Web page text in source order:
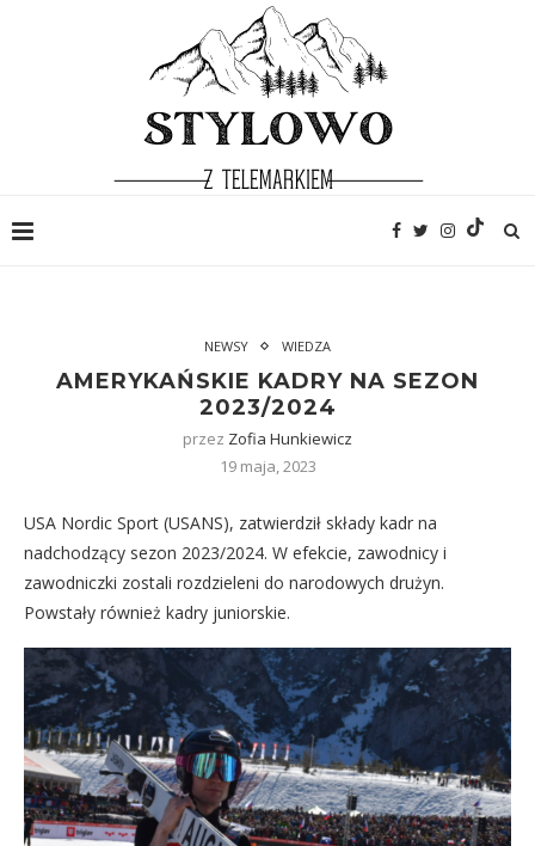
NEWSY WIEDZA
AMERYKAŃSKIE KADRY NA SEZON
2023/2024
przez Zofia Hunkiewicz
19 maja, 2023
USA Nordic Sport (USANS), zatwierdził składy kadr na
nadchodzący sezon 2023/2024. W efekcie, zawodnicy i
zawodniczki zostali rozdzieleni do narodowych drużyn.
Powstały również kadry juniorskie.